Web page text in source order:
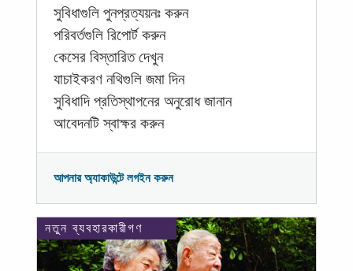
সুবিধাগুলি পুনপ্রত্যয়নঃ করুন
পরিবর্তগুলি রিপোর্ট করুন
কেসের বিস্তারিত দেখুন
যাচাইকরণ নথিগুলি জমা দিন
সুবিধাদি প্রতিস্থাপনের অনুরোধ জানান
আবেদনটি স্বাক্ষর করুন
আপনার অ্যাকাউন্টে লগইন করুন
নতুন ব্যবহারকারীগণ